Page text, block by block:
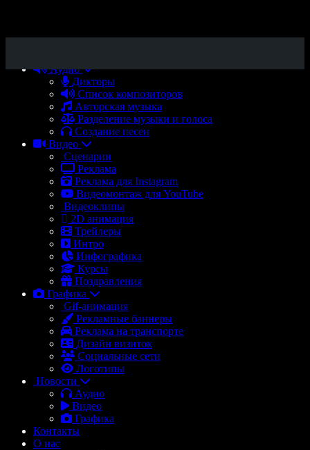
Аудио
Дикторы
Список композиторов
Авторская музыка
Разделение музыки и голоса
Создание песен
Видео
Сценарии
Реклама
Реклама для Instagram
Видеомонтаж для YouTube
Видеоклипы
2D анимация
Трейлеры
Интро
Инфографика
Курсы
Поздравления
Графика
Gif-анимация
Рекламные баннеры
Реклама на транспорте
Дизайн визиток
Социальные сети
Логотипы
Новости
Аудио
Видео
Графика
Контакты
О нас